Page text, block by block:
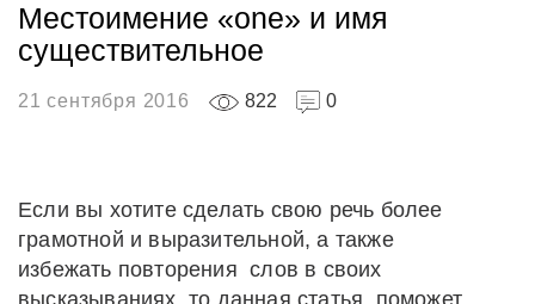
Местоимение «one» и имя
существительное
21 сентября 2016 822 0
Если вы хотите сделать свою речь более
грамотной и выразительной, а также
избежать повторения слов в своих